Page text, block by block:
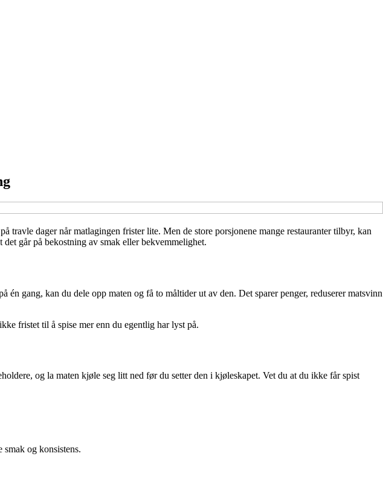
dager når matlagingen frister lite. Men de store porsjonene mange restauranter tilbyr, kan
går på bekostning av smak eller bekvemmelighet.
gang, kan du dele opp maten og få to måltider ut av den. Det sparer penger, reduserer matsvinn
fristet til å spise mer enn du egentlig har lyst på.
og la maten kjøle seg litt ned før du setter den i kjøleskapet. Vet du at du ikke får spist
og konsistens.